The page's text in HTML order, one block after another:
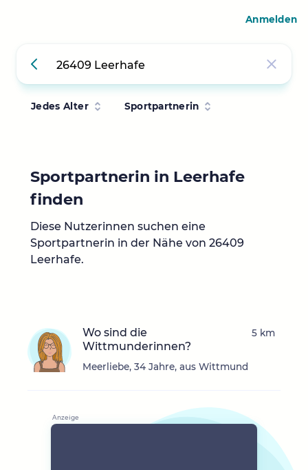
Jedes Alter Sportpartnerin
Sportpartnerin in Leerhafe
finden
Diese Nutzerinnen suchen eine
Sportpartnerin in der Nähe von 26409
Leerhafe.
Wo sind die
Wittmunderinnen?
Meerliebe, 34 Jahre, aus Wittmund
5 km
Anmelden